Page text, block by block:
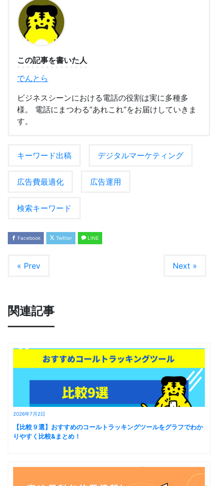
この記事を書いた人
でんとら
ビジネスシーンにおける電話の役割は実に多種多
様。 電話にまつわる”あれこれ”をお届けしていきま
す。
キーワード出稿 デジタルマーケティング
広告費最適化 広告運用
検索キーワード
Facebook Twitter LINE
« Prev Next »
関連記事
2026年7月2日
【比較９選】おすすめのコールトラッキングツールをグラフでわか
りやすく比較&まとめ！